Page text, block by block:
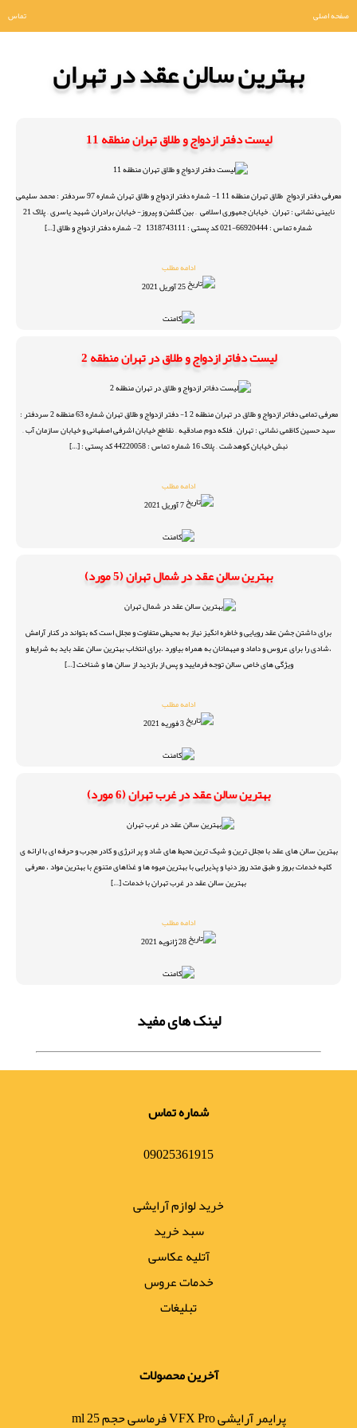
صفحه اصلی تماس
بهترین سالن عقد در تهران
لیست دفتر ازدواج و طلاق تهران منطقه 11
معرفی دفتر ازدواج طلاق تهران منطقه 11 1- شماره دفتر ازدواج و طلاق تهران شماره 97 سردفتر : محمد سلیمی
نایینی نشانی : تهران – خیابان جمهوری اسلامی – بین گلشن و پیروز- خیابان برادران شهید یاسری – پلاک 21
شماره تماس : 66920444-021 کد پستی : 1318743111 2- شماره دفتر ازدواج و طلاق […]
ادامه مطلب
25 آوریل 2021
لیست دفاتر ازدواج و طلاق در تهران منطقه 2
معرفی تمامی دفاتر ازدواج و طلاق در تهران منطقه 2 1- دفتر ازدواج و طلاق تهران شماره 63 منطقه 2 سردفتر :
سید حسین کاظمی نشانی : تهران – فلکه دوم صادقیه – نقاطع خیابان اشرفی اصفهانی و خیابان سازمان آب –
نبش خیابان کوهدشت – پلاک 16 شماره تماس : 44220058 کد پستی : […]
ادامه مطلب
7 آوریل 2021
بهترین سالن عقد در شمال تهران (5 مورد)
برای داشتن جشن عقد رویایی و خاطره انگیز نیاز به محیطی متفاوت و مجلل است که بتواند در کنار آرامش
،شادی را برای عروس و داماد و میهمانان به همراه بیاورد .برای انتخاب بهترین سالن عقد باید به شرایط و
ویژگی های خاص سالن توجه فرمایید و پس از بازدید از سالن ها و شناخت […]
ادامه مطلب
3 فوریه 2021
بهترین سالن عقد در غرب تهران (6 مورد)
بهترین سالن های عقد با مجلل ترین و شیک ترین محیط های شاد و پر انرژی و کادر مجرب و حرفه ای با ارائه ی
کلیه خدمات بروز و طبق متد روز دنیا و پذیرایی با بهترین میوه ها و غذاهای متنوع با بهترین مواد ، معرفی
بهترین سالن عقد در غرب تهران با خدمات […]
ادامه مطلب
28 ژانویه 2021
لینک های مفید
شماره تماس
09025361915
خرید لوازم آرایشی
سبد خرید
آتلیه عکاسی
خدمات عروس
تبلیغات
آخرین محصولات
پرایمر آرایشی VFX Pro فرماسی حجم 25 ml